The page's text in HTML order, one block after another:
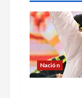
a
c
i
ó Nación